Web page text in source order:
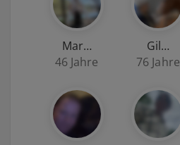
Mar…
46 Jahre
Gil…
76 Jahre